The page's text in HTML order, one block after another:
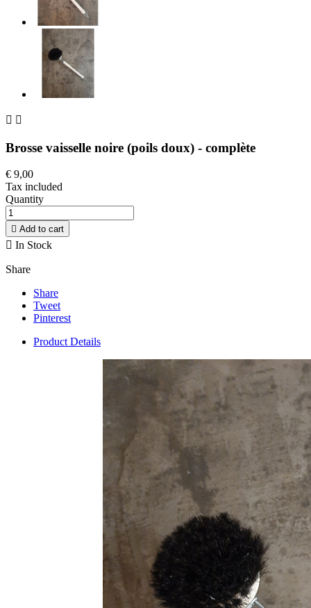
 
Brosse vaisselle noire (poils doux) - complète
€ 9,00
Tax included
Quantity
 Add to cart
 In Stock
Share
Share
Tweet
Pinterest
Product Details